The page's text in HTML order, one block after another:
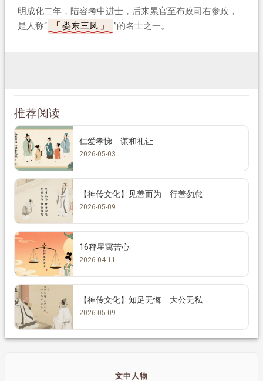
明成化二年，陆容考中进士，后来累官至布政司右参政，
是人称“
娄东三凤 ”的名士之一。
推荐阅读
仁爱孝悌 谦和礼让
2026-05-03
【神传文化】见善而为 行善勿怠
2026-05-09
16秤星寓苦心
2026-04-11
【神传文化】知足无悔 大公无私
2026-05-09
文中人物